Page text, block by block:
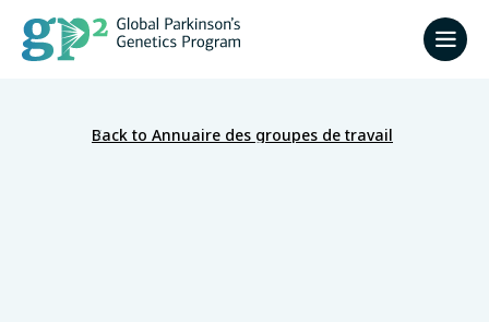
Back to Annuaire des groupes de travail